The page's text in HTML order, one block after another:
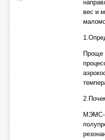
вес и
Проще
МЭМС-